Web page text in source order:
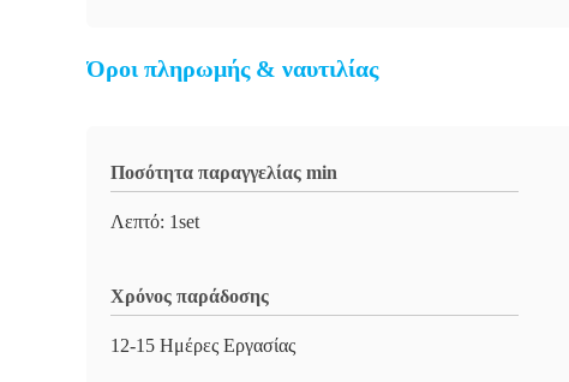
Όροι πληρωμής & ναυτιλίας
Ποσότητα παραγγελίας min
Λεπτό: 1set
Χρόνος παράδοσης
12-15 Ημέρες Εργασίας